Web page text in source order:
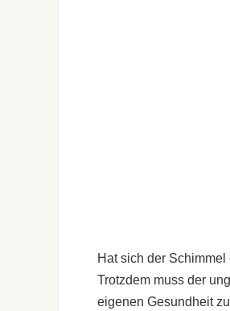
Hat sich der
Trotzdem muss der
eigenen Gesundheit